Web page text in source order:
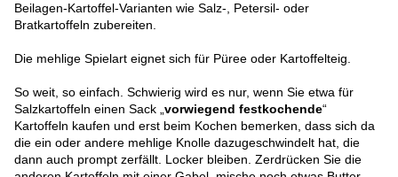
Beilagen-Kartoffel-Varianten wie Salz-, Petersil- oder
Bratkartoffeln zubereiten.
Die mehlige Spielart eignet sich für Püree oder Kartoffelteig.
So weit, so einfach. Schwierig wird es nur, wenn Sie etwa für
Salzkartoffeln einen Sack „vorwiegend festkochende“
Kartoffeln kaufen und erst beim Kochen bemerken, dass sich da
die ein oder andere mehlige Knolle dazugeschwindelt hat, die
dann auch prompt zerfällt. Locker bleiben. Zerdrücken Sie die